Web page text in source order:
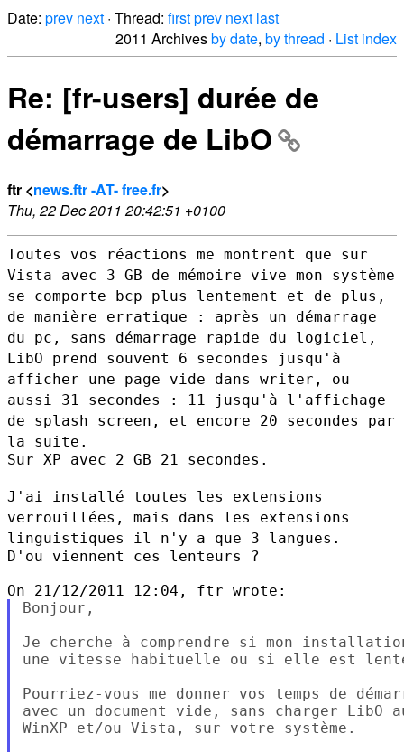
Date: prev next · Thread: firstprev next last
2011 Archivesby date, by thread · List index
Re: [fr-users] durée de
démarrage de LibO
ftr <news.ftr -AT- free.fr>
Thu, 22 Dec 2011 20:42:51 +0100
Toutes vos réactions me montrent que sur
Vista avec 3 GB de mémoire vive mon système
se comporte bcp plus lentement et de plus,
de manière erratique : après un démarrage
du pc, sans démarrage rapide du logiciel,
LibO prend souvent 6 secondes jusqu'à
afficher une page vide dans writer, ou
aussi 31 secondes : 11 jusqu'à l'affichage
de splash screen, et encore 20 secondes par
la suite.
Sur XP avec 2 GB 21 secondes.
J'ai installé toutes les extensions
verrouillées, mais dans les extensions
linguistiques il n'y a que 3 langues.
D'ou viennent ces lenteurs ?
Bonjour,
Je cherche à comprendre si mon
une vitesse habituelle ou si elle est
Pourriez-vous me donner vos temps de
avec un document vide, sans charger LibO
WinXP et/ou Vista, sur votre système.